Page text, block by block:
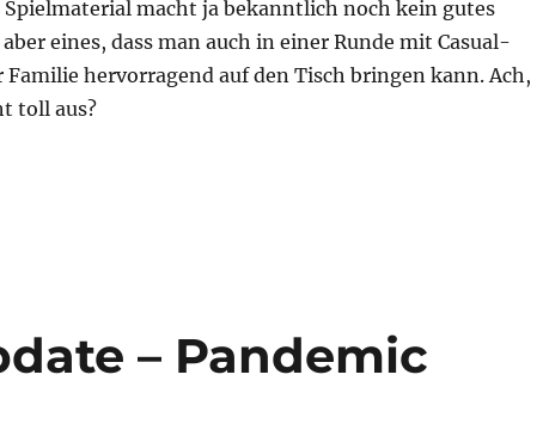
macht ja bekanntlich noch kein gutes
eines, dass man auch in einer Runde mit Casual-
Familie hervorragend auf den Tisch bringen kann. Ach,
toll aus?
– Pandemic